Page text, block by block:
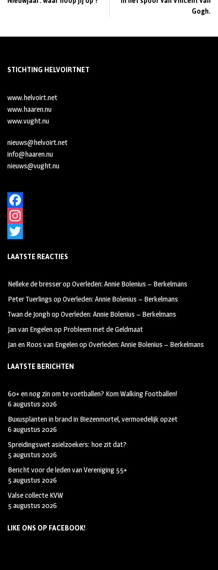
Gogh.
STICHTING HELVOIRTNET
www.helvoirt.net
www.haaren.nu
www.vught.nu
nieuws@helvoirt.net
info@haaren.nu
nieuws@vught.nu
F
a
kr
a
e
r
LAATSTE REACTIES
Nelleke de bresseropOverleden: Annie Bolenius – Berkelmans
Peter Tuerlings opOverleden: Annie Bolenius – Berkelmans
Twan de JonghopOverleden: Annie Bolenius – Berkelmans
Jan van Engelenop Probleem met de Geldmaat
Jan en Roos van EngelenopOverleden: Annie Bolenius – Berkelmans
LAATSTE BERICHTEN
60+ en nog zin om te voetballen? Kom Walking Footballen!
6 augustus 2026
Buxusplanten in brand in Biezenmortel, vermoedelijk opzet
6 augustus 2026
Spreidingswet asielzoekers: hoe zit dat?
5 augustus 2026
Bericht voor de leden van Vereniging 55+
5 augustus 2026
Valse collecte KVW
5 augustus 2026
LIKE ONS OP FACEBOOK!